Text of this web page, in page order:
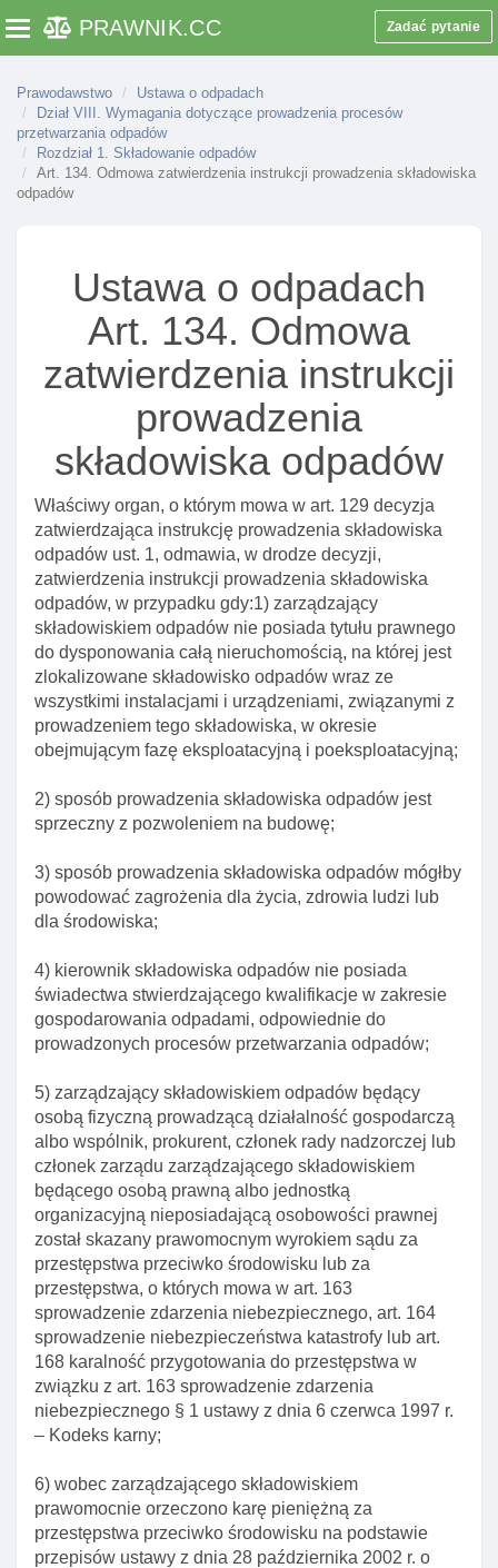
Toggle navigation
PRAWNIK.CC Zadać pytanie
Prawodawstwo
Ustawa o odpadach
Dział VIII. Wymagania dotyczące prowadzenia procesów
przetwarzania odpadów
Rozdział 1. Składowanie odpadów
Art. 134. Odmowa zatwierdzenia instrukcji prowadzenia składowiska
odpadów
Ustawa o odpadach
Art. 134. Odmowa
zatwierdzenia instrukcji
prowadzenia
składowiska odpadów
Właściwy organ, o którym mowa w art. 129 decyzja
zatwierdzająca instrukcję prowadzenia składowiska
odpadów ust. 1, odmawia, w drodze decyzji,
zatwierdzenia instrukcji prowadzenia składowiska
odpadów, w przypadku gdy:1) zarządzający
składowiskiem odpadów nie posiada tytułu prawnego
do dysponowania całą nieruchomością, na której jest
zlokalizowane składowisko odpadów wraz ze
wszystkimi instalacjami i urządzeniami, związanymi z
prowadzeniem tego składowiska, w okresie
obejmującym fazę eksploatacyjną i poeksploatacyjną;
2) sposób prowadzenia składowiska odpadów jest
sprzeczny z pozwoleniem na budowę;
3) sposób prowadzenia składowiska odpadów mógłby
powodować zagrożenia dla życia, zdrowia ludzi lub
dla środowiska;
4) kierownik składowiska odpadów nie posiada
świadectwa stwierdzającego kwalifikacje w zakresie
gospodarowania odpadami, odpowiednie do
prowadzonych procesów przetwarzania odpadów;
5) zarządzający składowiskiem odpadów będący
osobą fizyczną prowadzącą działalność gospodarczą
albo wspólnik, prokurent, członek rady nadzorczej lub
członek zarządu zarządzającego składowiskiem
będącego osobą prawną albo jednostką
organizacyjną nieposiadającą osobowości prawnej
został skazany prawomocnym wyrokiem sądu za
przestępstwa przeciwko środowisku lub za
przestępstwa, o których mowa w art. 163
sprowadzenie zdarzenia niebezpiecznego, art. 164
sprowadzenie niebezpieczeństwa katastrofy lub art.
168 karalność przygotowania do przestępstwa w
związku z art. 163 sprowadzenie zdarzenia
niebezpiecznego § 1 ustawy z dnia 6 czerwca 1997 r.
– Kodeks karny;
6) wobec zarządzającego składowiskiem
prawomocnie orzeczono karę pieniężną za
przestępstwa przeciwko środowisku na podstawie
przepisów ustawy z dnia 28 października 2002 r. o
Rozdział 1. Składowanie odpadów
Art. 103. Składowiska odpadów
Art. 104. Zakazy w zakresie magazynowania
odpadów
Art. 105. Postępowanie z odpadami przed
umieszczeniem na składowisku odpadów
odpadów innych niż niebezpieczne I obojętne
Art. 108. Odpady składowane na składowisku
odpadów obojętnych
Art. 109. Warunki dopuszczenia odpadów do
składowania na składowisku odpadów
Art. 110. Podstawowa charakterystyka odpadów
Art. 111. Podstawowa charakterystyka odpadów
dla odpadów wytwarzanych regularnie
Art. 112. Podstawowa charakterystykę odpadów
wytwarzanych nieregularnie
Art. 113. Test zgodnośCI odpadów wytwarzanych
regularnie
Art. 114. Weryfikacja odpadów przez
zarządzającego składowiskiem odpadów
Art. 115. Pobieranie próbek odpadów
dostarczonych do składowania
Art. 116. Przechowywanie I przekazywanie
podstawowej charakterystyki odpadów oraz
wyników testów zgodnośCI
składowania na składowisku odpadów danego
typu
Art. 118. Rozporządzenie w sprawie zapewnienia
składowisku
Art. 119. Obowiązki zarządzającego
składowiskiem odpadów przed przyjęciem
Art. 120. Odmowa przyjęcia odpadów do
składowania na składowisku
Art. 121. Zasada selektywnego składowania
towarów na składowisku
Art. 122. Zakaz składowania niektórych odpadów
Art. 123. Fazy przygotowania do budowy, budowy I
prowadzenia składowiska odpadów
Art. 124. Lokalizacja, budowa oraz prowadzenie
składowiska odpadów, monitoring składowiska
Art. 125. Obowiązek zabezpieczenia przez
zarządzającego składowiskiem roszczeń z tytułu
negatywnych skutków lub szkóD w środowisku
odpadów
Art. 127. Pozwolenie na budowę składowiska
odpadów